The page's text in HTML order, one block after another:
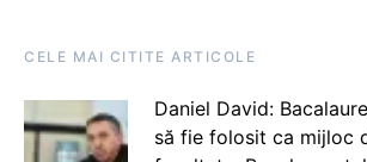
CELE MAI CITITE ARTICOLE
Daniel David:
să fie folosit ca mijloc